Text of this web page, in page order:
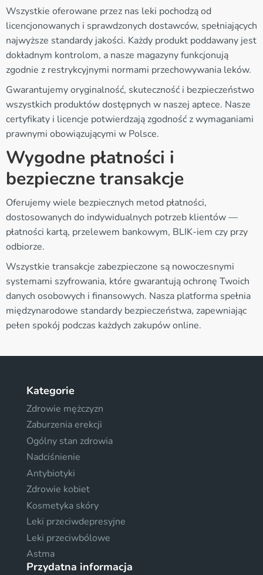
Wszystkie oferowane przez nas leki pochodzą od
licencjonowanych i sprawdzonych dostawców, spełniających
najwyższe standardy jakości. Każdy produkt poddawany jest
dokładnym kontrolom, a nasze magazyny funkcjonują
zgodnie z restrykcyjnymi normami przechowywania leków.
Gwarantujemy oryginalność, skuteczność i bezpieczeństwo
wszystkich produktów dostępnych w naszej aptece. Nasze
certyfikaty i licencje potwierdzają zgodność z wymaganiami
prawnymi obowiązującymi w Polsce.
Wygodne płatności i
bezpieczne transakcje
Oferujemy wiele bezpiecznych metod płatności,
dostosowanych do indywidualnych potrzeb klientów —
płatności kartą, przelewem bankowym, BLIK-iem czy przy
odbiorze.
Wszystkie transakcje zabezpieczone są nowoczesnymi
systemami szyfrowania, które gwarantują ochronę Twoich
danych osobowych i finansowych. Nasza platforma spełnia
międzynarodowe standardy bezpieczeństwa, zapewniając
pełen spokój podczas każdych zakupów online.
Kategorie
Zdrowie mężczyzn
Zaburzenia erekcji
Ogólny stan zdrowia
Nadciśnienie
Antybiotyki
Zdrowie kobiet
Kosmetyka skóry
Leki przeciwdepresyjne
Leki przeciwbólowe
Astma
Przydatna informacja